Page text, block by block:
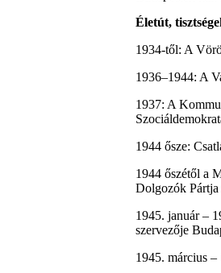
Életút,
1934-től: A
1936–1944: A
1937: A
1944 ősze:
1944 őszétől a
Dolgozók
1945. január –
szervezője
1945. március